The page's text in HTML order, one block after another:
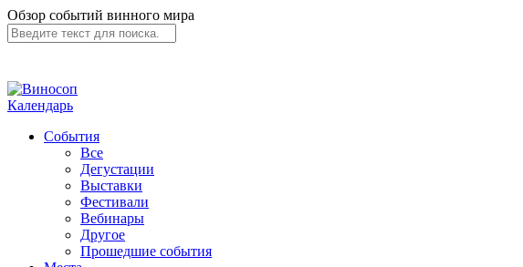
Обзор событий винного мира
Календарь
События
Все
Дегустации
Выставки
Фестивали
Вебинары
Другое
Прошедшие события